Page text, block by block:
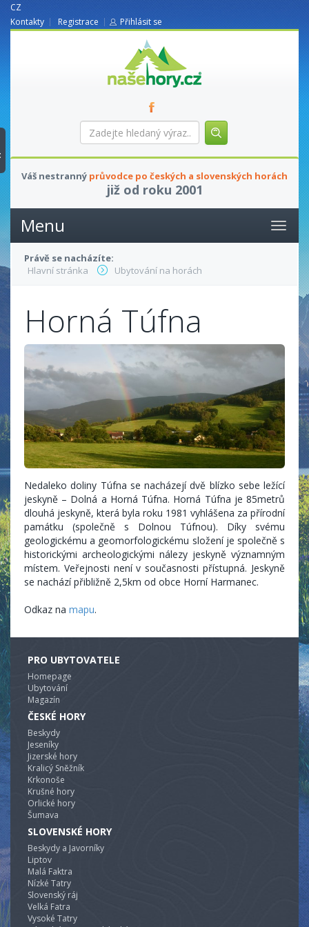
CZ
Kontakty
Registrace Přihlásit se
nasehory.cz
Zadejte
hledaný
Váš nestranný průvodce po českých a slovenských horách
již od roku 2001
Menu
Právě se nacházíte:
Hlavní stránka
Ubytování na horách
Horná Túfna
Nedaleko doliny Túfna se nacházejí dvě blízko sebe ležící
jeskyně – Dolná a Horná Túfna. Horná Túfna je 85metrů
dlouhá jeskyně, která byla roku 1981 vyhlášena za přírodní
památku (společně s Dolnou Túfnou). Díky svému
geologickému a geomorfologickému složení je společně s
historickými archeologickými nálezy jeskyně významným
místem. Veřejnosti není v současnosti přístupná. Jeskyně
se nachází přibližně 2,5km od obce Horní Harmanec.
Odkaz na mapu.
PRO UBYTOVATELE
Homepage
Ubytování
Magazín
ČESKÉ HORY
Beskydy
Jeseníky
Jizerské hory
Kralicý Sněžník
Krkonoše
Krušné hory
Orlické hory
Šumava
SLOVENSKÉ HORY
Beskydy a Javorníky
Liptov
Malá Faktra
Nízké Tatry
Slovenský ráj
Velká Fatra
Vysoké Tatry